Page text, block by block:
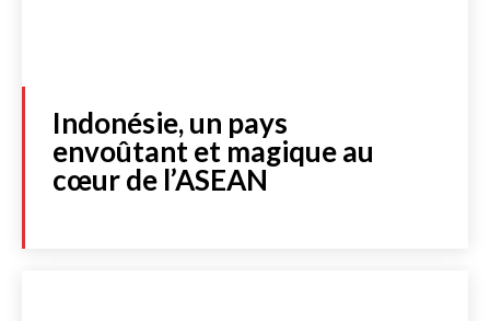
Indonésie, un pays
envoûtant et magique au
cœur de l’ASEAN